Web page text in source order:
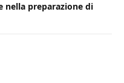
nella preparazione di